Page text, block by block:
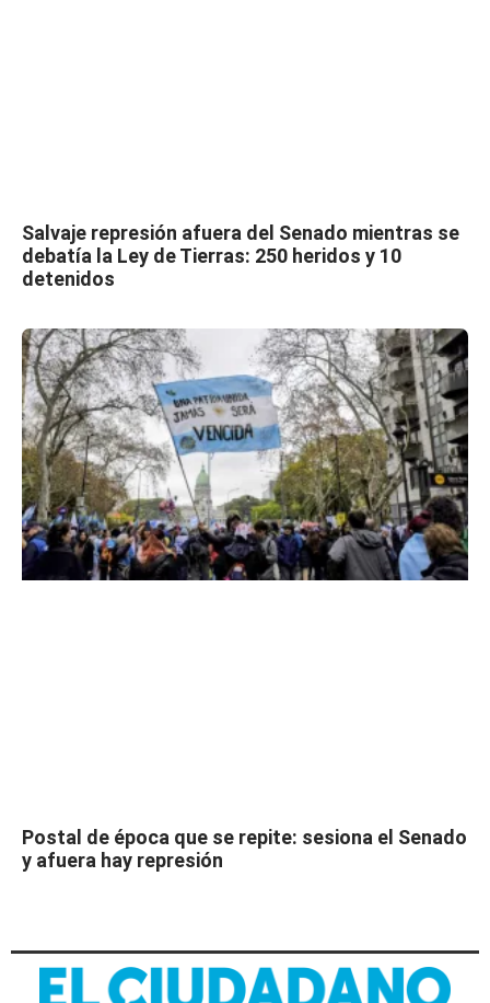
Salvaje represión afuera del Senado mientras se
debatía la Ley de Tierras: 250 heridos y 10
detenidos
Postal de época que se repite: sesiona el Senado
y afuera hay represión